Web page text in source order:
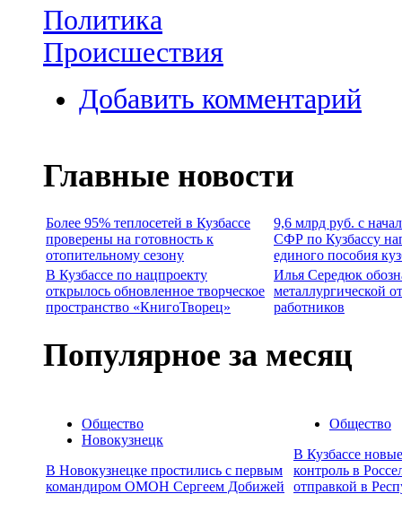
Политика
Происшествия
Добавить комментарий
Главные новости
Более 95% теплосетей в Кузбассе
проверены на готовность к
отопительному сезону
9,6 млрд руб. с
СФР по Кузбассу
единого пособия
В Кузбассе по нацпроекту
открылось обновленное творческое
пространство «КнигоТворец»
Илья Середюк
металлургической
работников
Популярное за месяц
Общество
Новокузнецк
В Новокузнецке простились с первым
командиром ОМОН Сергеем Добижей
Общество
В Кузбассе
контроль в
отправкой в